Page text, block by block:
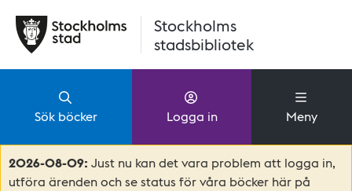
Stockholms
stadsbibliotek
Sök böcker Logga in Meny
2026-08-09: Just nu kan det vara problem att logga in,
utföra ärenden och se status för våra böcker här på